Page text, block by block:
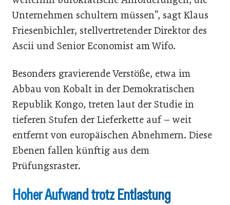
Unternehmen schultern müssen“, sagt Klaus
Friesenbichler, stellvertretender Direktor des
Ascii und Senior Economist am Wifo.
Besonders gravierende Verstöße, etwa im
Abbau von Kobalt in der Demokratischen
Republik Kongo, treten laut der Studie in
tieferen Stufen der Lieferkette auf – weit
entfernt von europäischen Abnehmern. Diese
Ebenen fallen künftig aus dem
Prüfungsraster.
Hoher Aufwand trotz Entlastung